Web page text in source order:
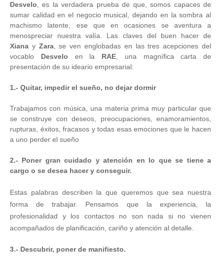
Desvelo, es la verdadera prueba de que, somos capaces de
sumar calidad en el negocio musical, dejando en la sombra al
machismo latente, ese que en ocasiones se aventura a
menospreciar nuestra valía. Las claves del buen hacer de
Xiana y Zara, se ven englobadas en las tres acepciones del
vocablo Desvelo en la RAE, una magnífica carta de
presentación de su ideario empresarial:
1.- Quitar, impedir el sueño, no dejar dormir
Trabajamos con música, una materia prima muy particular que
se construye con deseos, preocupaciones, enamoramientos,
rupturas, éxitos, fracasos y todas esas emociones que le hacen
a uno perder el sueño
2.- Poner gran cuidado y atención en lo que se tiene a
cargo o se desea hacer y conseguir.
Estas palabras describen la que queremos que sea nuestra
forma de trabajar. Pensamos que la experiencia, la
profesionalidad y los contactos no son nada si no vienen
acompañados de planificación, cariño y atención al detalle.
3.- Descubrir, poner de manifiesto.